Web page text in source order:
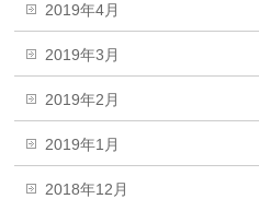
2019年4月
2019年3月
2019年2月
2019年1月
2018年12月